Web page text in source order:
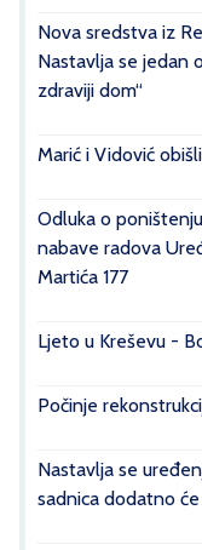
Nova sredstva iz
Nastavlja se jedan
zdraviji dom“
Marić i Vidović
Odluka o
nabave radova
Martića 177
Ljeto u Kreševu -
Počinje
Nastavlja se
sadnica dodatno